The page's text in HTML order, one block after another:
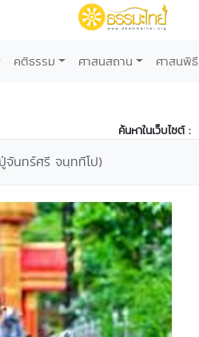
คติธรรม ศาสนสถาน ศาสนพิธี
ค้นหาในเว็บไซต์ :
จันทร์ศรี จนฺททีโป)